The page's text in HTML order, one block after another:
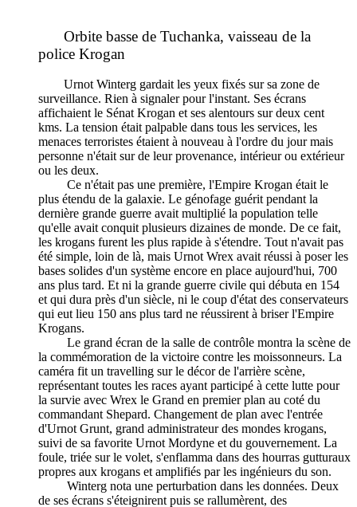
Orbite basse de Tuchanka, vaisseau de la
police Krogan
Urnot Winterg gardait les yeux fixés sur sa zone de
surveillance. Rien à signaler pour l'instant. Ses écrans
affichaient le Sénat Krogan et ses alentours sur deux cent
kms. La tension était palpable dans tous les services, les
menaces terroristes étaient à nouveau à l'ordre du jour mais
personne n'était sur de leur provenance, intérieur ou extérieur
ou les deux.
Ce n'était pas une première, l'Empire Krogan était le
plus étendu de la galaxie. Le génofage guérit pendant la
dernière grande guerre avait multiplié la population telle
qu'elle avait conquit plusieurs dizaines de monde. De ce fait,
les krogans furent les plus rapide à s'étendre. Tout n'avait pas
été simple, loin de là, mais Urnot Wrex avait réussi à poser les
bases solides d'un système encore en place aujourd'hui, 700
ans plus tard. Et ni la grande guerre civile qui débuta en 154
et qui dura près d'un siècle, ni le coup d'état des conservateurs
qui eut lieu 150 ans plus tard ne réussirent à briser l'Empire
Krogans.
Le grand écran de la salle de contrôle montra la scène de
la commémoration de la victoire contre les moissonneurs. La
caméra fit un travelling sur le décor de l'arrière scène,
représentant toutes les races ayant participé à cette lutte pour
la survie avec Wrex le Grand en premier plan au coté du
commandant Shepard. Changement de plan avec l'entrée
d'Urnot Grunt, grand administrateur des mondes krogans,
suivi de sa favorite Urnot Mordyne et du gouvernement. La
foule, triée sur le volet, s'enflamma dans des hourras gutturaux
propres aux krogans et amplifiés par les ingénieurs du son.
Winterg nota une perturbation dans les données. Deux
de ses écrans s'éteignirent puis se rallumèrent, des